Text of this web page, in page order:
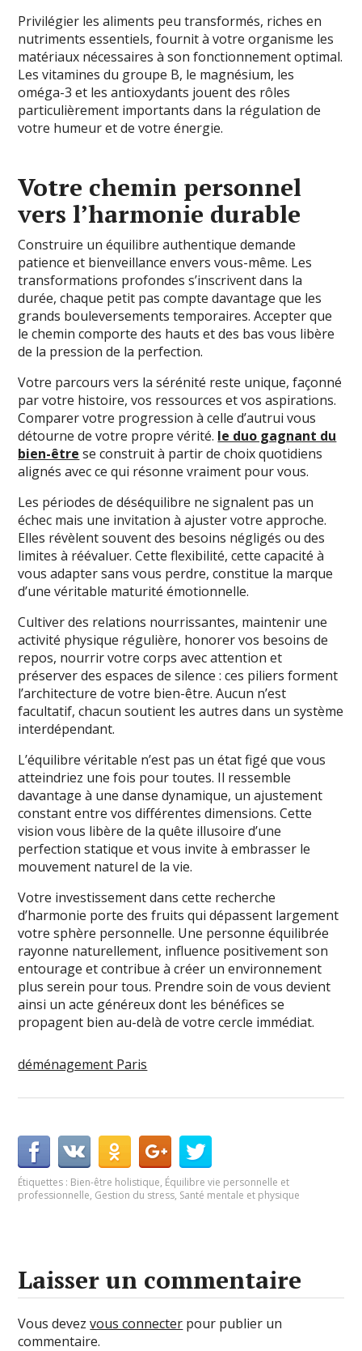
Privilégier les aliments peu transformés, riches en
nutriments essentiels, fournit à votre organisme les
matériaux nécessaires à son fonctionnement optimal.
Les vitamines du groupe B, le magnésium, les
oméga-3 et les antioxydants jouent des rôles
particulièrement importants dans la régulation de
votre humeur et de votre énergie.
Votre chemin personnel
vers l’harmonie durable
Construire un équilibre authentique demande
patience et bienveillance envers vous-même. Les
transformations profondes s’inscrivent dans la
durée, chaque petit pas compte davantage que les
grands bouleversements temporaires. Accepter que
le chemin comporte des hauts et des bas vous libère
de la pression de la perfection.
Votre parcours vers la sérénité reste unique, façonné
par votre histoire, vos ressources et vos aspirations.
Comparer votre progression à celle d’autrui vous
détourne de votre propre vérité. le duo gagnant du
bien-être se construit à partir de choix quotidiens
alignés avec ce qui résonne vraiment pour vous.
Les périodes de déséquilibre ne signalent pas un
échec mais une invitation à ajuster votre approche.
Elles révèlent souvent des besoins négligés ou des
limites à réévaluer. Cette flexibilité, cette capacité à
vous adapter sans vous perdre, constitue la marque
d’une véritable maturité émotionnelle.
Cultiver des relations nourrissantes, maintenir une
activité physique régulière, honorer vos besoins de
repos, nourrir votre corps avec attention et
préserver des espaces de silence : ces piliers forment
l’architecture de votre bien-être. Aucun n’est
facultatif, chacun soutient les autres dans un système
interdépendant.
L’équilibre véritable n’est pas un état figé que vous
atteindriez une fois pour toutes. Il ressemble
davantage à une danse dynamique, un ajustement
constant entre vos différentes dimensions. Cette
vision vous libère de la quête illusoire d’une
perfection statique et vous invite à embrasser le
mouvement naturel de la vie.
Votre investissement dans cette recherche
d’harmonie porte des fruits qui dépassent largement
votre sphère personnelle. Une personne équilibrée
rayonne naturellement, influence positivement son
entourage et contribue à créer un environnement
plus serein pour tous. Prendre soin de vous devient
ainsi un acte généreux dont les bénéfices se
propagent bien au-delà de votre cercle immédiat.
déménagement Paris
Étiquettes : Bien-être holistique, Équilibre vie personnelle et
professionnelle, Gestion du stress, Santé mentale et physique
Laisser un commentaire
Vous devezvous connecter pour publier un
commentaire.